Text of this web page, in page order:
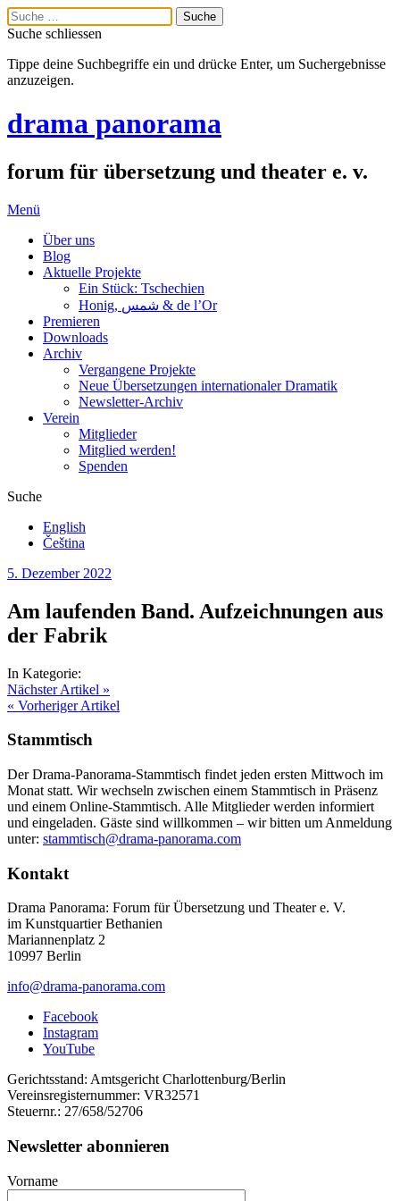
Suche schliessen
Tippe deine Suchbegriffe ein und drücke Enter, um Suchergebnisse
anzuzeigen.
drama panorama
forum für übersetzung und theater e. v.
Menü
Über uns
Blog
Aktuelle Projekte
Ein Stück: Tschechien
Honig, شمس & de l’Or
Premieren
Downloads
Archiv
Vergangene Projekte
Neue Übersetzungen internationaler Dramatik
Newsletter-Archiv
Verein
Mitglieder
Mitglied werden!
Spenden
Suche
English
Čeština
5. Dezember 2022
Am laufenden Band. Aufzeichnungen aus
der Fabrik
In Kategorie:
Nächster Artikel »
« Vorheriger Artikel
Stammtisch
Der Drama-Panorama-Stammtisch findet jeden ersten Mittwoch im
Monat statt. Wir wechseln zwischen einem Stammtisch in Präsenz
und einem Online-Stammtisch. Alle Mitglieder werden informiert
und eingeladen. Gäste sind willkommen – wir bitten um Anmeldung
unter: stammtisch@drama-panorama.com
Kontakt
Drama Panorama: Forum für Übersetzung und Theater e. V.
im Kunstquartier Bethanien
Mariannenplatz 2
10997 Berlin
info@drama-panorama.com
Facebook
Instagram
YouTube
Gerichtsstand: Amtsgericht Charlottenburg/Berlin
Vereinsregisternummer: VR32571
Steuernr.: 27/658/52706
Newsletter abonnieren
Vorname